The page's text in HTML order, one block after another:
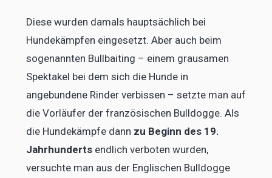
Diese wurden damals hauptsächlich bei
Hundekämpfen eingesetzt. Aber auch beim
sogenannten Bullbaiting – einem grausamen
Spektakel bei dem sich die Hunde in
angebundene Rinder verbissen – setzte man auf
die Vorläufer der französischen Bulldogge. Als
die Hundekämpfe dann zu Beginn des 19.
Jahrhundertsendlich verboten wurden,
versuchte man aus der Englischen Bulldogge